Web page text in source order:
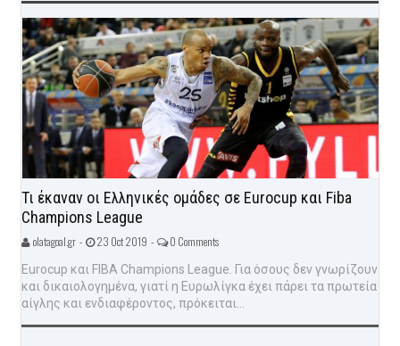
Τι έκαναν οι Ελληνικές ομάδες σε Eurocup και Fiba
Champions League
olatagoal.gr - 23 Oct 2019 - 0 Comments
Eurocup και FIBA Champions League. Για όσους δεν γνωρίζουν
και δικαιολογημένα, γιατί η Ευρωλίγκα έχει πάρει τα πρωτεία
αίγλης και ενδιαφέροντος, πρόκειται...